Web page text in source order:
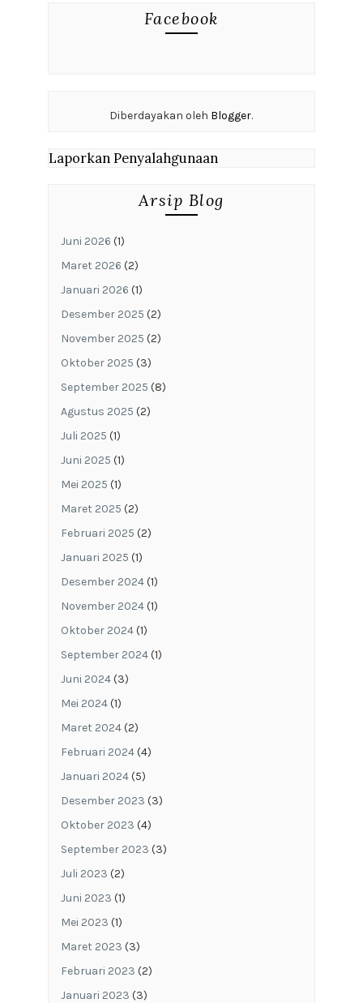
Facebook
Diberdayakan oleh Blogger.
Laporkan Penyalahgunaan
Arsip Blog
Juni 2026 (1)
Maret 2026 (2)
Januari 2026 (1)
Desember 2025 (2)
November 2025 (2)
Oktober 2025 (3)
September 2025 (8)
Agustus 2025 (2)
Juli 2025 (1)
Juni 2025 (1)
Mei 2025 (1)
Maret 2025 (2)
Februari 2025 (2)
Januari 2025 (1)
Desember 2024(1)
November 2024(1)
Oktober 2024(1)
September 2024(1)
Juni 2024(3)
Mei 2024(1)
Maret 2024(2)
Februari 2024(4)
Januari 2024(5)
Desember 2023 (3)
Oktober 2023 (4)
September 2023 (3)
Juli 2023 (2)
Juni 2023 (1)
Mei 2023 (1)
Maret 2023 (3)
Februari 2023 (2)
Januari 2023 (3)